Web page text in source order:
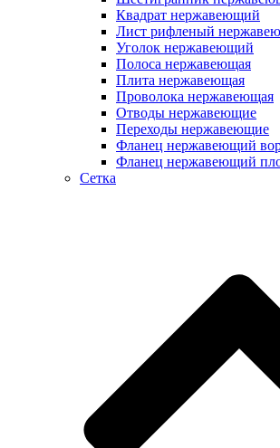
Квадрат нержавеющий
Лист рифленый
Уголок нержавеющий
Полоса нержавеющая
Плита нержавеющая
Проволока нержавеющая
Отводы нержавеющие
Переходы нержавеющие
Фланец нержавеющий
Фланец нержавеющий
Сетка